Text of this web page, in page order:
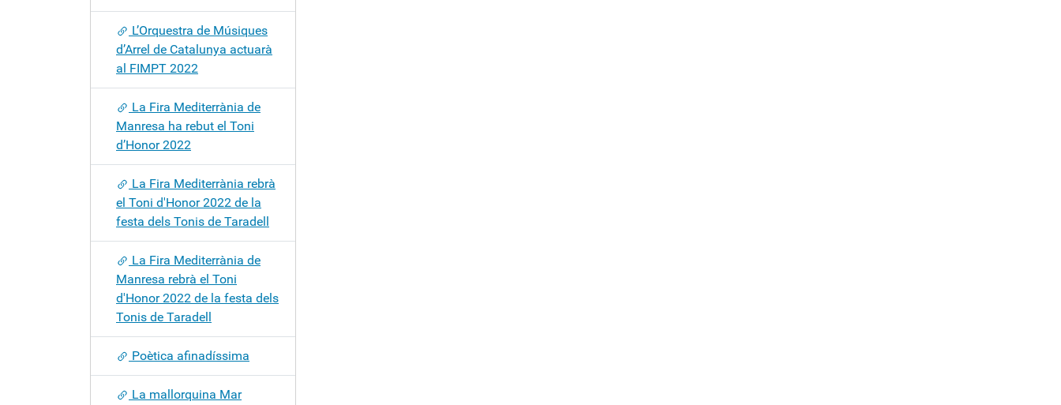
L’Orquestra de Músiques
d’Arrel de Catalunya actuarà
al FIMPT 2022
La Fira Mediterrània de
Manresa ha rebut el Toni
d’Honor 2022
La Fira Mediterrània rebrà
el Toni d'Honor 2022 de la
festa dels Tonis de Taradell
La Fira Mediterrània de
Manresa rebrà el Toni
d'Honor 2022 de la festa dels
Tonis de Taradell
Poètica afinadíssima
La mallorquina Mar